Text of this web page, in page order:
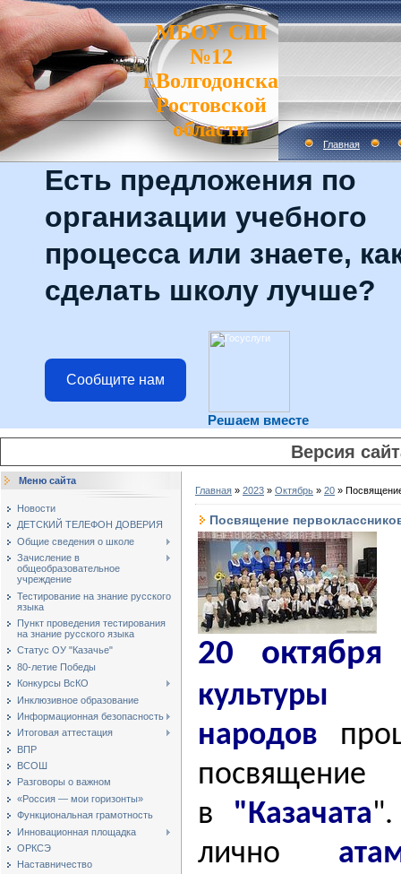
МБОУ СШ
№12
г.Волгодонска
Ростовской
области
Главная
Есть предложения по
организации учебного
процесса или знаете,
сделать школу лучше?
Сообщите нам
Решаем вместе
Версия
Меню сайта
Новости
ДЕТСКИЙ ТЕЛЕФОН ДОВЕРИЯ
Общие сведения о школе
Зачисление в
общеобразовательное
учреждение
Тестирование на знание русского
языка
Пункт проведения тестирования
на знание русского языка
Статус ОУ "Казачье"
80-летие Победы
Конкурсы ВсКО
Инклюзивное образование
Информационная безопасность
Итоговая аттестация
ВПР
ВСОШ
Разговоры о важном
«Россия — мои горизонты»
Функциональная грамотность
Инновационная площадка
ОРКСЭ
Наставничество
Главная » 2023 » Октябрь » 20 »
Посвящение
20 октября
народов
посвящение
в "Казачата
лично